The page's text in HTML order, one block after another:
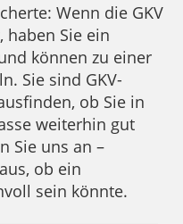
Wenn die GKV
haben Sie ein
können zu einer
Sie sind GKV-
ob Sie in
weiterhin gut
Sie uns an –
ob ein
sein könnte.